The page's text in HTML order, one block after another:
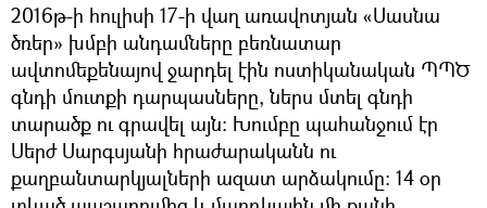
2016թ-ի հուլիսի 17-ի վաղ առավոտյան «Սասնա
ծռեր» խմբի անդամները բեռնատար
ավտոմեքենայով ջարդել էին ոստիկանական ՊՊԾ
գնդի մուտքի դարպասները, ներս մտել գնդի
տարածք ու գրավել այն։ Խումբը պահանջում էր
Սերժ Սարգսյանի հրաժարականն ու
քաղբանտարկյալների ազատ արձակումը։ 14 օր